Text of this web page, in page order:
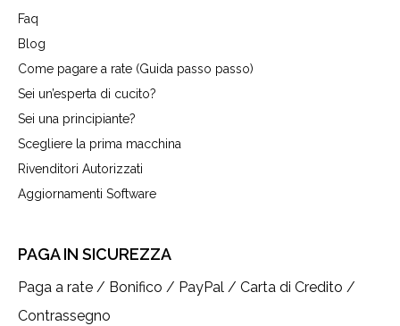
Faq
Blog
Come pagare a rate (Guida passo passo)
Sei un’esperta di cucito?
Sei una principiante?
Scegliere la prima macchina
Rivenditori Autorizzati
Aggiornamenti Software
PAGA IN SICUREZZA
Paga a rate / Bonifico / PayPal / Carta di Credito /
Contrassegno